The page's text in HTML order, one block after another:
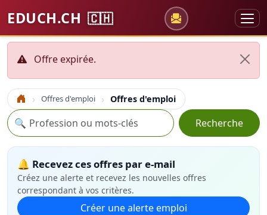
EDUCH.CH 🇨🇭
Offre expirée.
Accueil Offres d'emploi Offres d'emploi
Recherche
🔍 Recherche
🔔 Recevez ces offres par e-mail
Créez une alerte et recevez les nouvelles offres
correspondant à vos critères.
Créer une alerte emploi